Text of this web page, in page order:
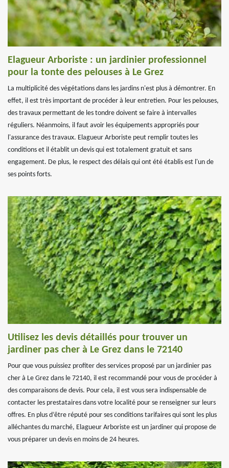
Elagueur Arboriste : un jardinier professionnel
pour la tonte des pelouses à Le Grez
La multiplicité des végétations dans les jardins n'est plus à démontrer. En
effet, il est très important de procéder à leur entretien. Pour les pelouses,
des travaux permettant de les tondre doivent se faire à intervalles
réguliers. Néanmoins, il faut avoir les équipements appropriés pour
l'assurance des travaux. Elagueur Arboriste peut remplir toutes les
conditions et il établit un devis qui est totalement gratuit et sans
engagement. De plus, le respect des délais qui ont été établis est l'un de
ses points forts.
Utilisez les devis détaillés pour trouver un
jardiner pas cher à Le Grez dans le 72140
Pour que vous puissiez profiter des services proposé par un jardinier pas
cher à Le Grez dans le 72140, il est recommandé pour vous de procéder à
des comparaisons de devis. Pour cela, il est vous sera indispensable de
contacter les prestataires dans votre localité pour se renseigner sur leurs
offres. En plus d’être réputé pour ses conditions tarifaires qui sont les plus
alléchantes du marché, Elagueur Arboriste est un jardiner qui propose de
vous préparer un devis en moins de 24 heures.